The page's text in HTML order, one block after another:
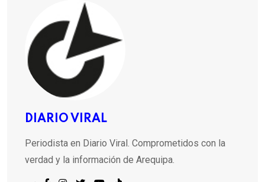
DIARIO VIRAL
Periodista en Diario Viral. Comprometidos con la
verdad y la información de Arequipa.